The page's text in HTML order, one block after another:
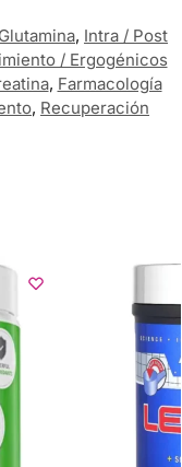
Glutamina, Intra / Post
/ Ergogénicos
, Farmacología
, Recuperación